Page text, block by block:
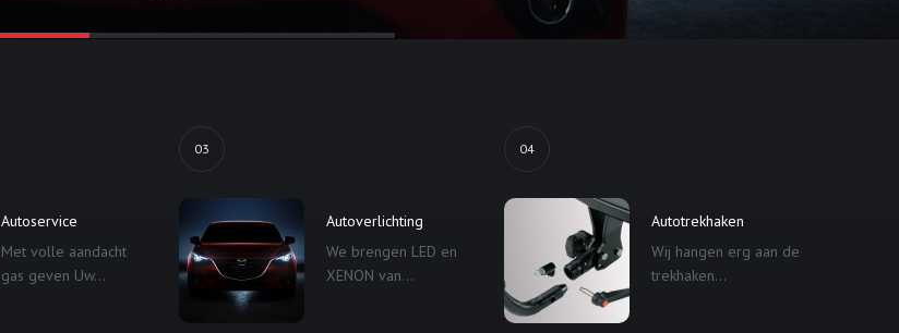
Autoservice
Met volle aandacht
gas geven Uw...
03
Autoverlichting
We brengen LED en
XENON van...
04
Autotrekhaken
Wij hangen erg aan de
trekhaken...